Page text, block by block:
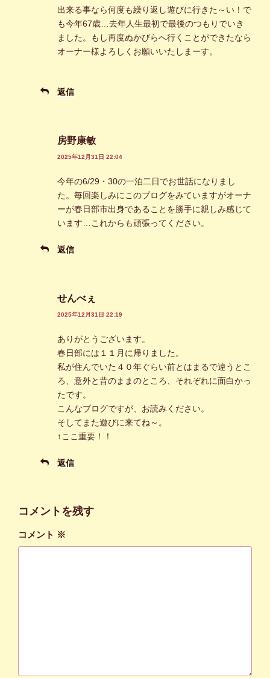
出来る事なら何度も繰り返し遊びに行きた～い！で
も今年67歳…去年人生最初で最後のつもりでいき
ました。もし再度ぬかびらへ行くことができたなら
オーナー様よろしくお願いいたしまーす。
返信
房野康敏
2025年12月31日 22:04
今年の6/29・30の一泊二日でお世話になりまし
た。毎回楽しみにこのブログをみていますがオーナ
ーが春日部市出身であることを勝手に親しみ感じて
います…これからも頑張ってください。
返信
せんべぇ
2025年12月31日 22:19
ありがとうございます。
春日部には１１月に帰りました。
私が住んでいた４０年ぐらい前とはまるで違うとこ
ろ、意外と昔のままのところ、それぞれに面白かっ
たです。
こんなブログですが、お読みください。
そしてまた遊びに来てね～。
↑ここ重要！！
返信
コメントを残す
コメント ※